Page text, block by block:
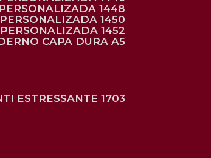
1448
1450
1452
CAPA DURA A5
ESTRESSANTE 1703